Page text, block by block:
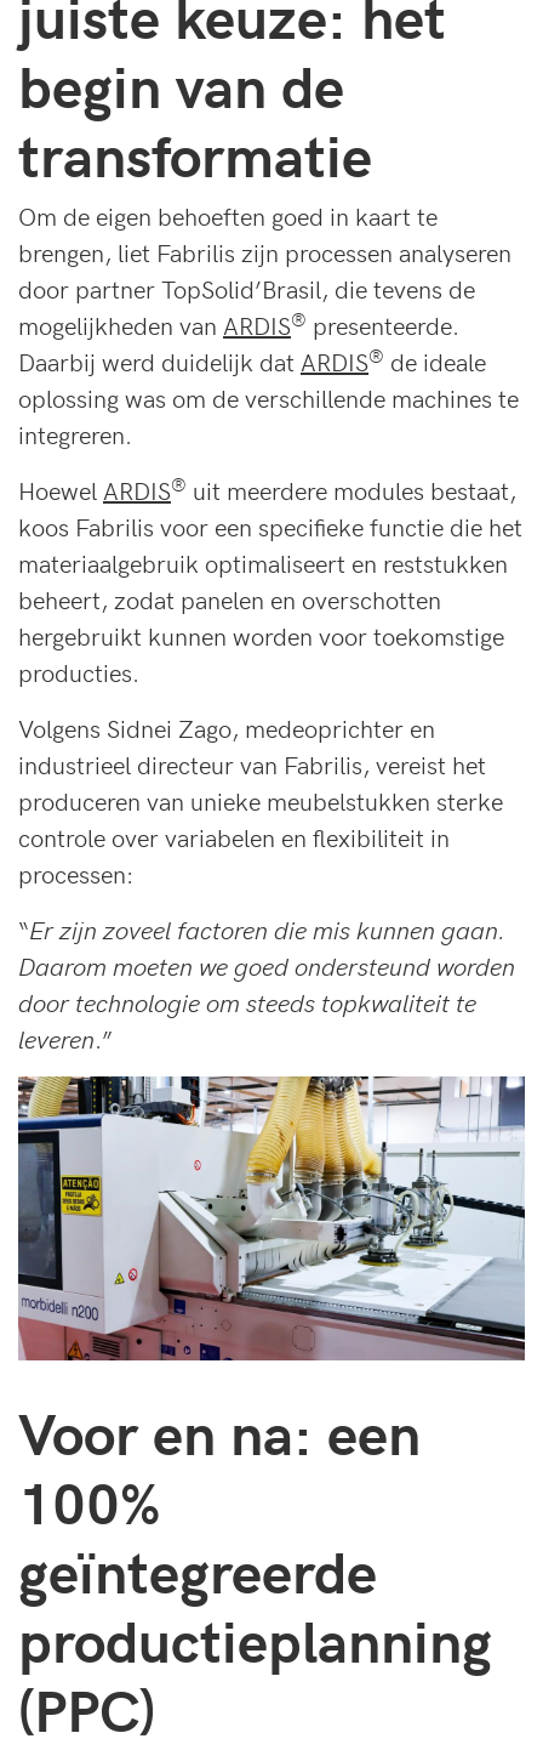
begin van de
transformatie
Om de eigen behoeften goed in kaart te
brengen, liet Fabrilis zijn processen analyseren
door partner TopSolid’Brasil, die tevens de
mogelijkheden van ARDIS® presenteerde.
Daarbij werd duidelijk dat ARDIS® de ideale
oplossing was om de verschillende machines te
integreren.
Hoewel ARDIS® uit meerdere modules bestaat,
koos Fabrilis voor een specifieke functie die het
materiaalgebruik optimaliseert en reststukken
beheert, zodat panelen en overschotten
hergebruikt kunnen worden voor toekomstige
producties.
Volgens Sidnei Zago, medeoprichter en
industrieel directeur van Fabrilis, vereist het
produceren van unieke meubelstukken sterke
controle over variabelen en flexibiliteit in
processen:
“Er zijn zoveel factoren die mis kunnen gaan.
Daarom moeten we goed ondersteund worden
door technologie om steeds topkwaliteit te
leveren.”
Voor en na: een
100%
geïntegreerde
productieplanning
(PPC)